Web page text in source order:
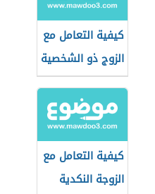
كيفية التعامل مع
الزوج ذو الشخصية
النرجسية
كيفية التعامل مع
الزوجة النكدية